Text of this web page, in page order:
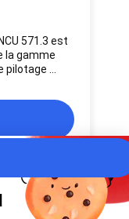
571.3 est
la gamme
pilotage …